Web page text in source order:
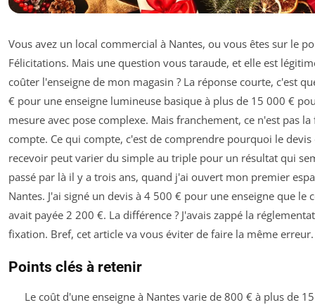
Vous avez un local commercial à Nantes, ou vous êtes sur le
Félicitations. Mais une question vous taraude, et elle est
coûter l'enseigne de mon magasin ? La réponse courte, c'est
€ pour une enseigne lumineuse basique à plus de 15 000 €
mesure avec pose complexe. Mais franchement, ce n'est pas
compte. Ce qui compte, c'est de comprendre pourquoi le devis
recevoir peut varier du simple au triple pour un résultat qui
passé par là il y a trois ans, quand j'ai ouvert mon premier
Nantes. J'ai signé un devis à 4 500 € pour une enseigne que le
avait payée 2 200 €. La différence ? J'avais zappé la
fixation. Bref, cet article va vous éviter de faire la même erreur.
Points clés à retenir
Le coût d'une enseigne à Nantes varie de 800 € à plus de